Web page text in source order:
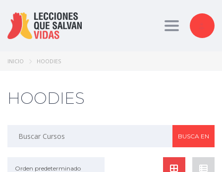
Toggle
INICIO HOODIES
HOODIES
Orden predeterminado